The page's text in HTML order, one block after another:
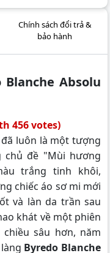
Chính sách đổi trả &
bảo hành
Absolu
456 votes)
luôn là một tượng
chủ đề "Mùi hương
trắng tinh khôi,
chiếc áo sơ mi mới
và làn da trần sau
khát về một phiên
sâu hơn, năm
Byredo Blanche